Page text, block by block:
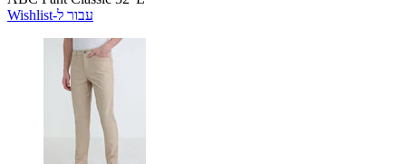
Wishlist-עבור ל